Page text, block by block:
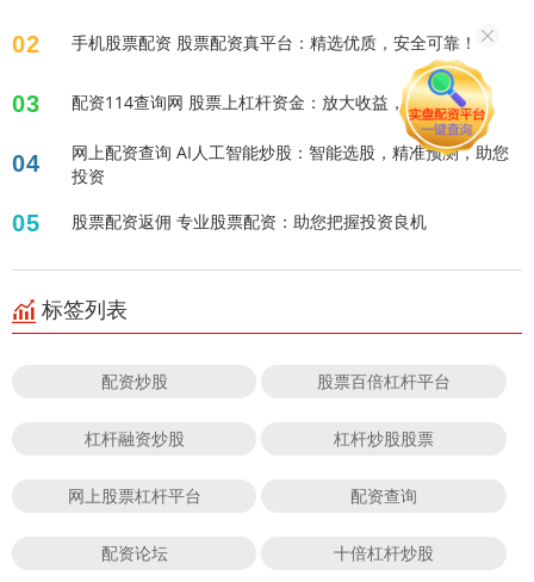
02 手机股票配资 股票配资真平台：精选优质，安全可靠！
03 配资114查询网 股票上杠杆资金：放大收益，风险几何？
04
网上配资查询 AI人工智能炒股：智能选股，精准预测，助您
投资
05 股票配资返佣 专业股票配资：助您把握投资良机
标签列表
配资炒股 股票百倍杠杆平台
杠杆融资炒股 杠杆炒股股票
网上股票杠杆平台 配资查询
配资论坛 十倍杠杆炒股